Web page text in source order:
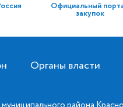
Официальный
закупок
Органы власти